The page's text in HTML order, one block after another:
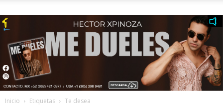
Inicio Etiquetas Te desea